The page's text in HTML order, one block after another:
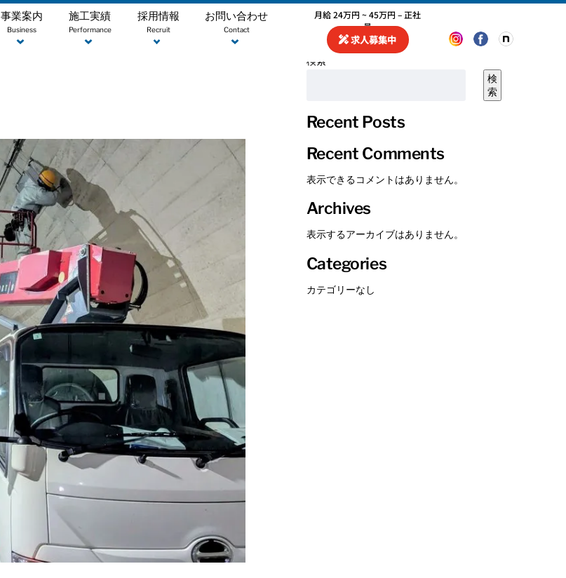
Business
事業案内
Performance
施工実績
Recruit
採用情報
Contact
お問い合わせ
月給 24万円 ~ 45万円 – 正社
員
求人募集中
検索
検
索
Recent Posts
Recent Comments
表示できるコメントはありません。
Archives
表示するアーカイブはありません。
Categories
カテゴリーなし